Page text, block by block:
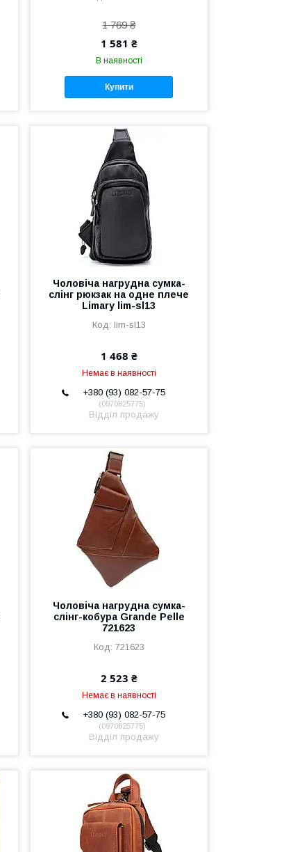
1 769 ₴
1 581 ₴
В наявності
Купити
Чоловіча нагрудна сумка-
слінг рюкзак на одне плече
Limary lim-sl13
lim-sl13
1 468 ₴
Немає в наявності
+380 (93) 082-57-75
0970825775
Відділ продажу
Чоловіча нагрудна сумка-
слінг-кобура Grande Pelle
721623
721623
2 523 ₴
Немає в наявності
+380 (93) 082-57-75
0970825775
Відділ продажу